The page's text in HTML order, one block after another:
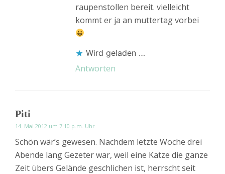
raupenstollen bereit. vielleicht
kommt er ja an muttertag vorbei
Wird geladen …
Antworten
Piti
14. Mai 2012 um 7:10 p.m. Uhr
Schön wär’s gewesen. Nachdem letzte Woche drei
Abende lang Gezeter war, weil eine Katze die ganze
Zeit übers Gelände geschlichen ist, herrscht seit